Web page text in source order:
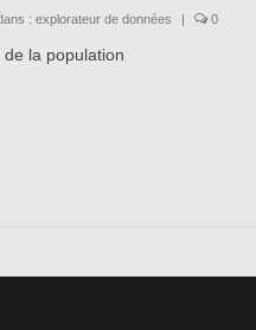
: explorateur de données 0
de la population